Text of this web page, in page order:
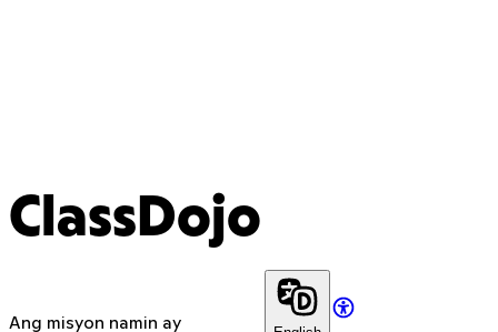
ClassDojo
Ang misyon namin ay